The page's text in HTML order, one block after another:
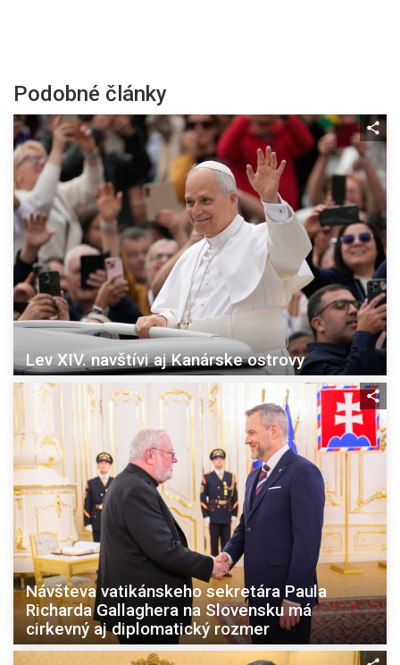
Podobné články
Lev XIV. navštívi aj Kanárske ostrovy
Návšteva vatikánskeho sekretára Paula
Richarda Gallaghera na Slovensku má
cirkevný aj diplomatický rozmer